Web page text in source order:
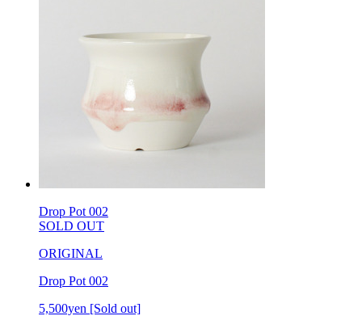
Drop Pot 002
SOLD OUT
ORIGINAL
Drop Pot 002
5,500yen [Sold out]